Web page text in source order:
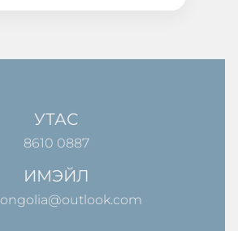
УТАС
8610 0887
ИМЭЙЛ